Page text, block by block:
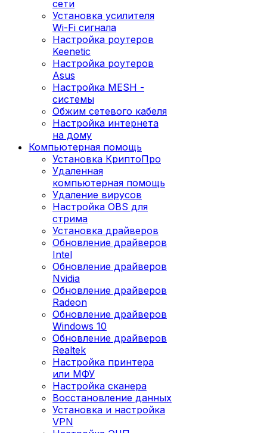
сети
Установка усилителя
Wi-Fi сигнала
Настройка роутеров
Keenetic
Настройка роутеров
Asus
Настройка MESH -
системы
Обжим сетевого кабеля
Настройка интернета
на дому
Компьютерная помощь
Установка КриптоПро
Удаленная
компьютерная помощь
Удаление вирусов
Настройка OBS для
стрима
Установка драйверов
Обновление драйверов
Intel
Обновление драйверов
Nvidia
Обновление драйверов
Radeon
Обновление драйверов
Windows 10
Обновление драйверов
Realtek
Настройка принтера
или МФУ
Настройка сканера
Восстановление данных
Установка и настройка
VPN